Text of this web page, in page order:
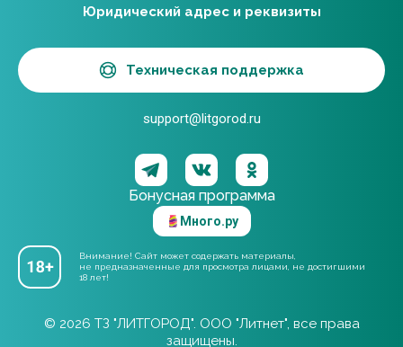
Бонусная программа
Много.ру
Внимание! Сайт может содержать материалы,
не предназначенные для просмотра лицами, не достигшими
18 лет!
Юридический адрес и реквизиты
Техническая поддержка
support@litgorod.ru
© 2026 ТЗ "ЛИТГОРОД". ООО "Литнет", все права
защищены.